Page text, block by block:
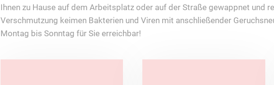
Ihnen zu Hause auf dem Arbeitsplatz oder auf der Straße gewappnet und
Verschmutzung keimen Bakterien und Viren mit anschließender
Montag bis Sonntag für Sie erreichbar!